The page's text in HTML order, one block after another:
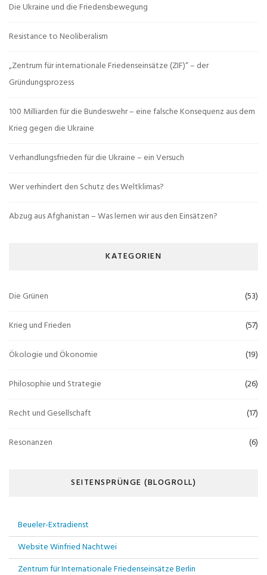
Die Ukraine und die Friedensbewegung
Resistance to Neoliberalism
„Zentrum für internationale Friedenseinsätze (ZIF)“ – der
Gründungsprozess
100 Milliarden für die Bundeswehr – eine falsche Konsequenz aus dem
Krieg gegen die Ukraine
Verhandlungsfrieden für die Ukraine – ein Versuch
Wer verhindert den Schutz des Weltklimas?
Abzug aus Afghanistan – Was lernen wir aus den Einsätzen?
KATEGORIEN
Die Grünen (53)
Krieg und Frieden (57)
Ökologie und Ökonomie (19)
Philosophie und Strategie (26)
Recht und Gesellschaft (17)
Resonanzen (6)
SEITENSPRÜNGE (BLOGROLL)
Beueler-Extradienst
Website Winfried Nachtwei
Zentrum für Internationale Friedenseinsätze Berlin